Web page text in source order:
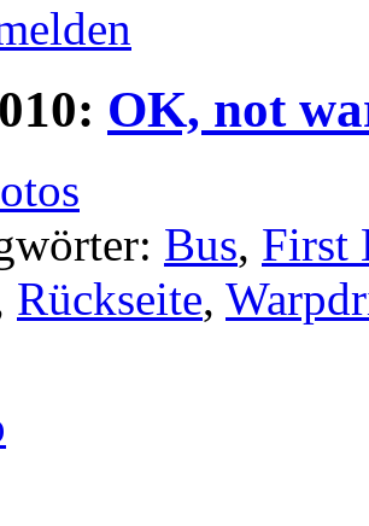
OK, not
Bus, First
Rückseite,